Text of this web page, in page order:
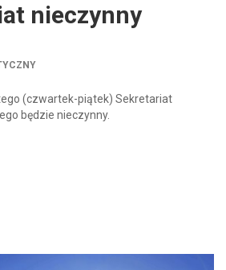
nieczynny
(czwartek-piątek) Sekretariat
będzie nieczynny.